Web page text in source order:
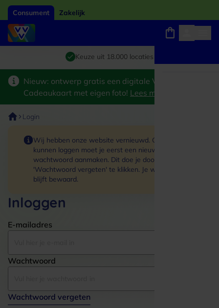
Consument Zakelijk
Giftcard van het jaar 2026
Keuze uit 18.000 locaties
Winkels, webshops en uitjes
Nieuw: ontwerp gratis een digitale VVV
Cadeaukaart met eigen foto! Lees meer
Login
Wij hebben onze website vernieuwd. Om in te
kunnen loggen moet je eerst een nieuw
wachtwoord aanmaken. Dit doe je door op de link
'Wachtwoord vergeten' te klikken. Je winkelmand
blijft bewaard.
Inloggen
E-mailadres
Wachtwoord
Wachtwoord vergeten